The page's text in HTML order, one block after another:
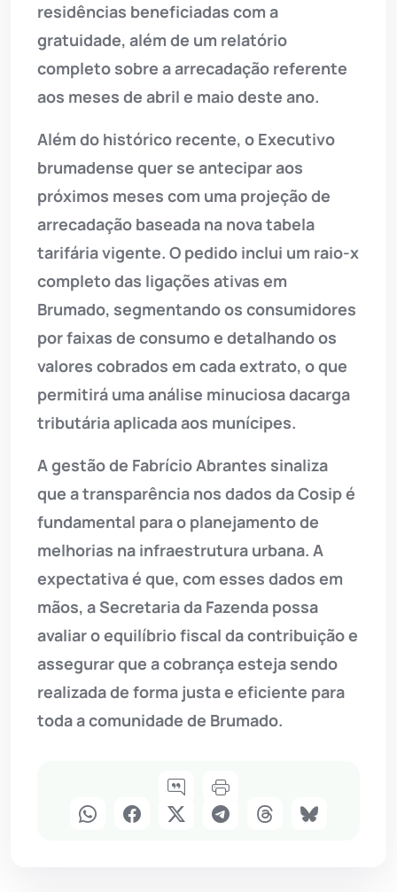
residências beneficiadas com a
gratuidade, além de um relatório
completo sobre a arrecadação referente
aos meses de abril e maio deste ano.
Além do histórico recente, o Executivo
brumadense quer se antecipar aos
próximos meses com uma projeção de
arrecadação baseada na nova tabela
tarifária vigente. O pedido inclui um raio-x
completo das ligações ativas em
Brumado, segmentando os consumidores
por faixas de consumo e detalhando os
valores cobrados em cada extrato, o que
permitirá uma análise minuciosa dacarga
tributária aplicada aos munícipes.
A gestão de Fabrício Abrantes sinaliza
que a transparência nos dados da Cosip é
fundamental para o planejamento de
melhorias na infraestrutura urbana. A
expectativa é que, com esses dados em
mãos, a Secretaria da Fazenda possa
avaliar o equilíbrio fiscal da contribuição e
assegurar que a cobrança esteja sendo
realizada de forma justa e eficiente para
toda a comunidade de Brumado.